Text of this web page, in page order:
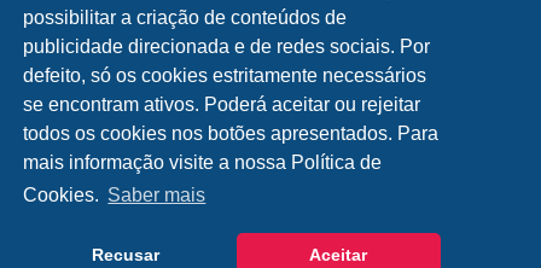
possibilitar a criação de conteúdos de
publicidade direcionada e de redes sociais. Por
defeito, só os cookies estritamente necessários
se encontram ativos. Poderá aceitar ou rejeitar
todos os cookies nos botões apresentados. Para
mais informação visite a nossa Política de
Cookies. Saber mais
Recusar Aceitar
Restaurantes
A Visitar
INFORMAÇÕES
Política de Privacidade